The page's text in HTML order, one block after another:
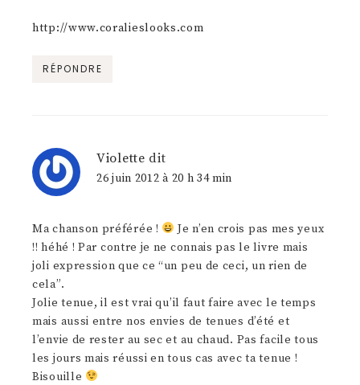
http://www.coralieslooks.com
RÉPONDRE
Violette dit
26 juin 2012 à 20 h 34 min
Ma chanson préférée !
Je n’en crois pas mes yeux
!! héhé ! Par contre je ne connais pas le livre mais
joli expression que ce “un peu de ceci, un rien de
cela”.
Jolie tenue, il est vrai qu’il faut faire avec le temps
mais aussi entre nos envies de tenues d’été et
l’envie de rester au sec et au chaud. Pas facile tous
les jours mais réussi en tous cas avec ta tenue !
Bisouille